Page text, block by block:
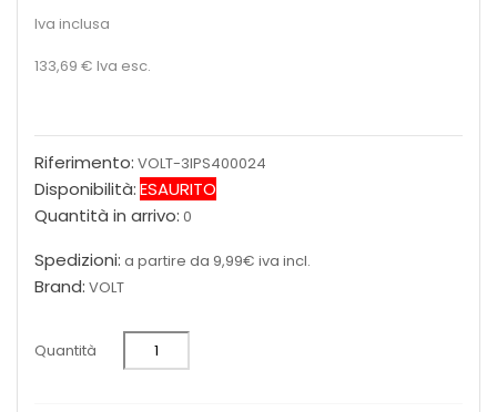
Iva inclusa
133,69 € Iva esc.
Riferimento: VOLT-3IPS400024
Disponibilità:ESAURITO
Quantità in arrivo: 0
Spedizioni: a partire da 9,99€ iva incl.
Brand: VOLT
Quantità